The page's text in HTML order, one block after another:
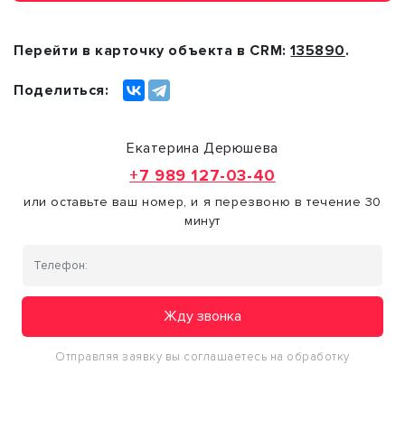
Перейти в карточку объекта в CRM:135890.
Поделиться:
Екатерина Дерюшева
+7 989 127-03-40
или оставьте ваш номер, и я перезвоню в течение 30
минут
Жду звонка
Отправляя заявку вы соглашаетесь на обработку